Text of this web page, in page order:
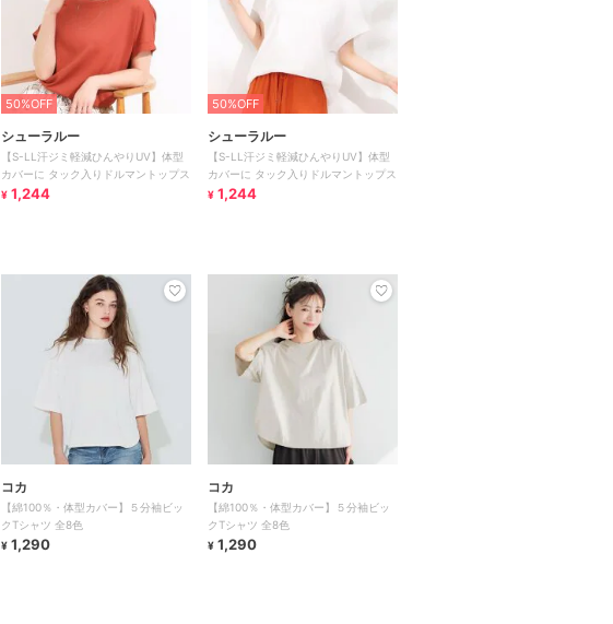
50%OFF
シューラルー
【S-LL汗ジミ軽減ひんやりUV】体型
カバーに タック入りドルマントップス
¥ 1,244
50%OFF
シューラルー
【S-LL汗ジミ軽減ひんやりUV】体型
カバーに タック入りドルマントップス
¥ 1,244
コカ
【綿100％・体型カバー】５分袖ビッ
クTシャツ 全8色
¥ 1,290
コカ
【綿100％・体型カバー】５分袖ビッ
クTシャツ 全8色
¥ 1,290